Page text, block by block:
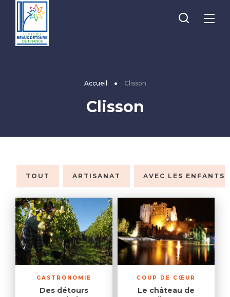
Je
Menu
Accueil ● Clisson
Clisson
TOUT ARTISANAT AVEC LES ENFANTS
GASTRONOMIE
Des détours
COUP DE CŒUR
Le château de